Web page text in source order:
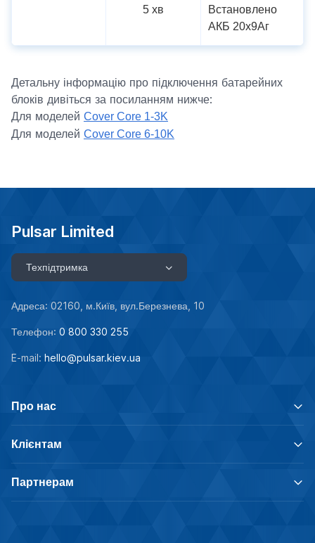
5 хв
Встановлено
АКБ 20х9Аг
Детальну інформацію про підключення батарейних
блоків дивіться за посиланням нижче:
Для моделей Cover Core 1-3K
Для моделей Cover Core 6-10K
Pulsar Limited
Техпідтримка
Адреса: 02160, м.Київ, вул.Березнева, 10
Телефон: 0 800 330 255
E-mail: hello@pulsar.kiev.ua
Про нас
Клієнтам
Партнерам